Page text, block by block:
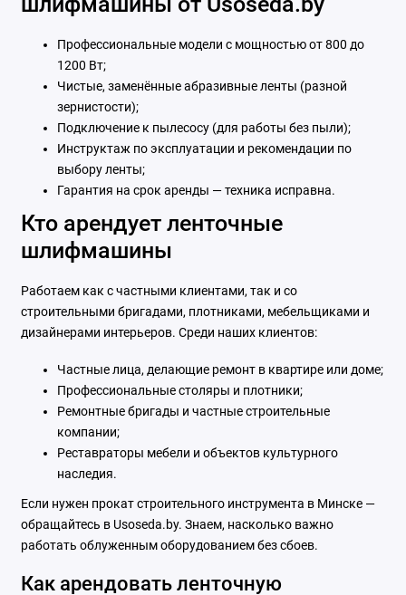
Профессиональные модели с мощностью от 800 до
1200 Вт;
Чистые, заменённые абразивные ленты (разной
зернистости);
Подключение к пылесосу (для работы без пыли);
Инструктаж по эксплуатации и рекомендации по
выбору ленты;
Гарантия на срок аренды — техника исправна.
Кто арендует ленточные
шлифмашины
Работаем как с частными клиентами, так и со
строительными бригадами, плотниками, мебельщиками и
дизайнерами интерьеров. Среди наших клиентов:
Частные лица, делающие ремонт в квартире или доме;
Профессиональные столяры и плотники;
Ремонтные бригады и частные строительные
компании;
Реставраторы мебели и объектов культурного
наследия.
Если нужен прокат строительного инструмента в Минске —
обращайтесь в Usoseda.by. Знаем, насколько важно
работать облуженным оборудованием без сбоев.
Как арендовать ленточную